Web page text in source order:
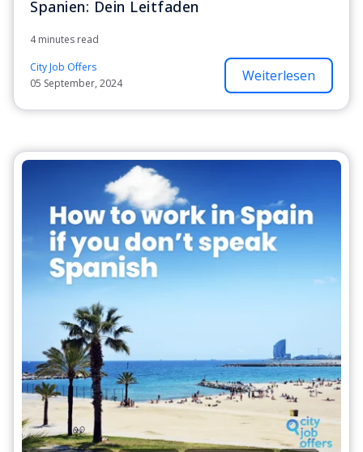
Spanien: Dein Leitfaden
4 minutes read
City Job Offers
05 September, 2024
Weiterlesen